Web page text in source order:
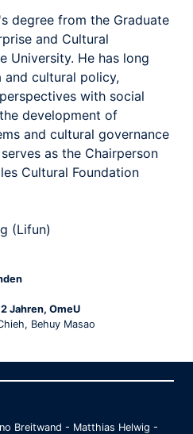
degree from the Graduate
and Cultural
University. He has long
and cultural policy,
with social
development of
and cultural governance
as the Chairperson
Cultural Foundation
(Lifun)
Jahren, OmeU
Behuy Masao
Breitwand - Matthias Helwig -